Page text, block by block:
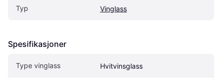
Typ Vinglass
Spesifikasjoner
Type vinglass Hvitvinsglass